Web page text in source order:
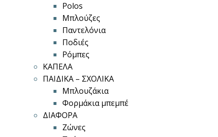
Polos
Μπλούζες
Παντελόνια
Ποδιές
Ρόμπες
ΚΑΠΕΛΑ
ΠΑΙΔΙΚΑ – ΣΧΟΛΙΚΑ
Μπλουζάκια
Φορμάκια μπεμπέ
ΔΙΑΦΟΡΑ
Ζώνες